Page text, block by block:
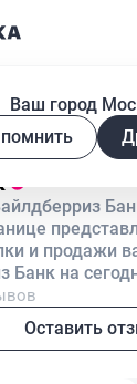
Ваш город
валют в
841
и продажи
Банк на
Оставить